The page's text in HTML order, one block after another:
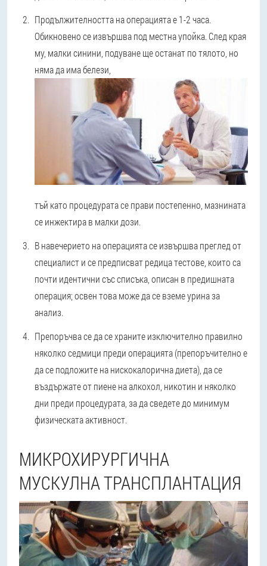
Продължителността на операцията е 1-2 часа.
Обикновено се извършва под местна упойка. След края
му, малки синини, подуване ще останат по тялото, но
няма да има белези,
тъй като процедурата се прави постепенно, мазнината
се инжектира в малки дози.
В навечерието на операцията се извършва преглед от
специалист и се предписват редица тестове, които са
почти идентични със списъка, описан в предишната
операция; освен това може да се вземе урина за
анализ.
Препоръчва се да се храните изключително правилно
няколко седмици преди операцията (препоръчително е
да се подложите на нискокалорична диета), да се
въздържате от пиене на алкохол, никотин и няколко
дни преди процедурата, за да сведете до минимум
физическата активност.
МИКРОХИРУРГИЧНА
МУСКУЛНА ТРАНСПЛАНТАЦИЯ